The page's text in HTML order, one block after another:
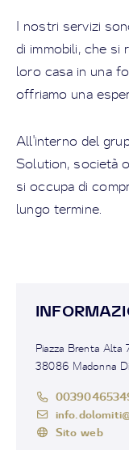
I nostri servizi
di immobili, che si
loro casa in una
offriamo una
All'interno del
Solution, società
si occupa di
lungo termine.
Piazza Brenta Alta
38086 Madonna
Sito web